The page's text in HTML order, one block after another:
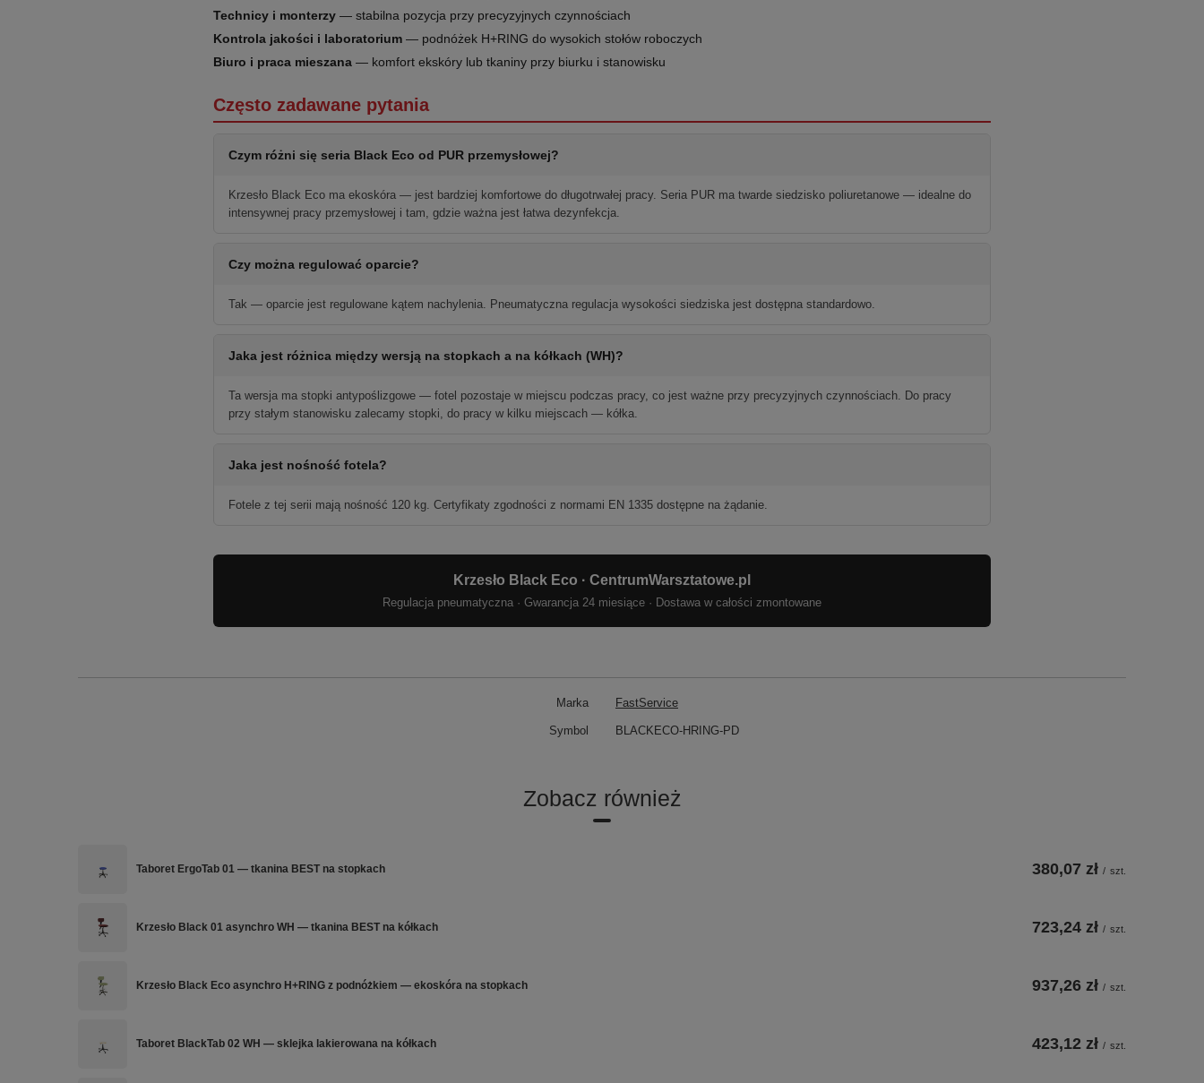
Technicy i monterzy — stabilna pozycja przy precyzyjnych czynnościach
Kontrola jakości i laboratorium — podnóżek H+RING do wysokich stołów roboczych
Biuro i praca mieszana — komfort ekskóry lub tkaniny przy biurku i stanowisku
Często zadawane pytania
Czym różni się seria Black Eco od PUR przemysłowej?
Krzesło Black Eco ma ekoskóra — jest bardziej komfortowe do długotrwałej pracy. Seria PUR ma twarde siedzisko poliuretanowe — idealne do
intensywnej pracy przemysłowej i tam, gdzie ważna jest łatwa dezynfekcja.
Czy można regulować oparcie?
Tak — oparcie jest regulowane kątem nachylenia. Pneumatyczna regulacja wysokości siedziska jest dostępna standardowo.
Jaka jest różnica między wersją na stopkach a na kółkach (WH)?
Ta wersja ma stopki antypoślizgowe — fotel pozostaje w miejscu podczas pracy, co jest ważne przy precyzyjnych czynnościach. Do pracy
przy stałym stanowisku zalecamy stopki, do pracy w kilku miejscach — kółka.
Jaka jest nośność fotela?
Fotele z tej serii mają nośność 120 kg. Certyfikaty zgodności z normami EN 1335 dostępne na żądanie.
Krzesło Black Eco · CentrumWarsztatowe.pl
Regulacja pneumatyczna · Gwarancja 24 miesiące · Dostawa w całości zmontowane
Marka FastService
Symbol BLACKECO-HRING-PD
Zobacz również
Taboret ErgoTab 01 — tkanina BEST na stopkach 380,07 zł / szt.
Krzesło Black 01 asynchro WH — tkanina BEST na kółkach 723,24 zł / szt.
Krzesło Black Eco asynchro H+RING z podnóżkiem — ekoskóra na stopkach 937,26 zł / szt.
Taboret BlackTab 02 WH — sklejka lakierowana na kółkach 423,12 zł / szt.